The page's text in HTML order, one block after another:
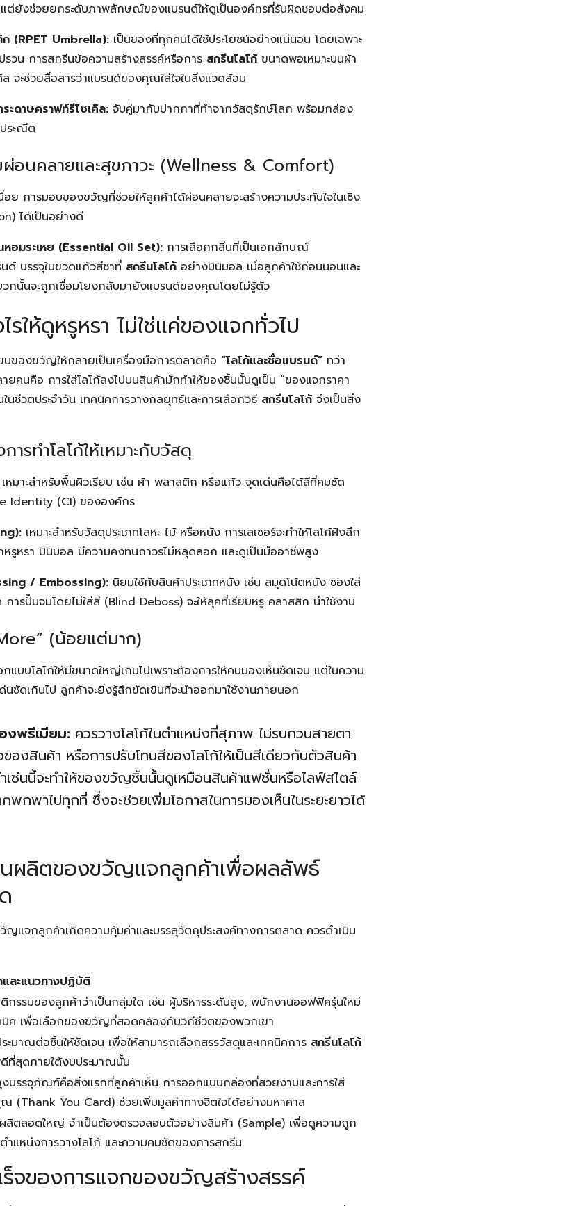
Search
for:
Search
ต่ยังช่วยยกระดับภาพลักษณ์ของแบรนด์ให้ดูเป็นองค์กรที่รับผิดชอบต่อสังคม
(RPET Umbrella): เป็นของที่ทุกคนได้ใช้ประโยชน์อย่างแน่นอน โดยเฉพาะ
รวน การสกรีนข้อความสร้างสรรค์หรือการ สกรีนโลโก้ ขนาดพอเหมาะบนผ้า
จะช่วยสื่อสารว่าแบรนด์ของคุณใส่ใจในสิ่งแวดล้อม
ะดาษคราฟท์รีไซเคิล: จับคู่มากับปากกาที่ทำจากวัสดุรักษ์โลก พร้อมกล่อง
ระณีต
อนคลายและสุขภาวะ (Wellness & Comfort)
ย การมอบของขวัญที่ช่วยให้ลูกค้าได้ผ่อนคลายจะสร้างความประทับใจในเชิง
ได้เป็นอย่างดี
อมระเหย (Essential Oil Set): การเลือกกลิ่นที่เป็นเอกลักษณ์
บรรจุในขวดแก้วสีชาที่ สกรีนโลโก้ อย่างมินิมอล เมื่อลูกค้าใช้ก่อนนอนและ
กนั้นจะถูกเชื่อมโยงกลับมายังแบรนด์ของคุณโดยไม่รู้ตัว
รให้ดูหรูหรา ไม่ใช่แค่ของแจกทั่วไป
ของขวัญให้กลายเป็นเครื่องมือการตลาดคือ “โลโก้และชื่อแบรนด์” ทว่า
คนคือ การใส่โลโก้ลงไปบนสินค้ามักทำให้ของชิ้นนั้นดูเป็น “ของแจกราคา
นชีวิตประจำวัน เทคนิคการวางกลยุทธ์และการเลือกวิธี สกรีนโลโก้ จึงเป็นสิ่ง
ารทำโลโก้ให้เหมาะกับวัสดุ
เหมาะสำหรับพื้นผิวเรียบ เช่น ผ้า พลาสติก หรือแก้ว จุดเด่นคือได้สีที่คมชัด
Identity (CI) ขององค์กร
เหมาะสำหรับวัสดุประเภทโลหะ ไม้ หรือหนัง การเลเซอร์จะทำให้โลโก้ฝังลึก
หรูหรา มินิมอล มีความคงทนถาวรไม่หลุดลอก และดูเป็นมืออาชีพสูง
/ Embossing): นิยมใช้กับสินค้าประเภทหนัง เช่น สมุดโน้ตหนัง ซองใส่
การปั๊มจมโดยไม่ใส่สี (Blind Deboss) จะให้ลุคที่เรียบหรู คลาสสิก น่าใช้งาน
(น้อยแต่มาก)
บโลโก้ให้มีขนาดใหญ่เกินไปเพราะต้องการให้คนมองเห็นชัดเจน แต่ในความ
นชัดเกินไป ลูกค้าจะยิ่งรู้สึกขัดเขินที่จะนำออกมาใช้งานภายนอก
งพรีเมียม: ควรวางโลโก้ในตำแหน่งที่สุภาพ ไม่รบกวนสายตา
องสินค้า หรือการปรับโทนสีของโลโก้ให้เป็นสีเดียวกับตัวสินค้า
ช่นนี้จะทำให้ของขวัญชิ้นนั้นดูเหมือนสินค้าแฟชั่นหรือไลฟ์สไตล์
พกพาไปทุกที่ ซึ่งจะช่วยเพิ่มโอกาสในการมองเห็นในระยะยาวได้
ผลิตของขวัญแจกลูกค้าเพื่อผลลัพธ์
ญแจกลูกค้าเกิดความคุ้มค่าและบรรลุวัตถุประสงค์ทางการตลาด ควรดำเนิน
และแนวทางปฏิบัติ
ติกรรมของลูกค้าว่าเป็นกลุ่มใด เช่น ผู้บริหารระดับสูง, พนักงานออฟฟิศรุ่นใหม่
นิค เพื่อเลือกของขวัญที่สอดคล้องกับวิถีชีวิตของพวกเขา
ะมาณต่อชิ้นให้ชัดเจน เพื่อให้สามารถเลือกสรรวัสดุและเทคนิคการ สกรีนโลโก้
สุดภายใต้งบประมาณนั้น
บรรจุภัณฑ์คือสิ่งแรกที่ลูกค้าเห็น การออกแบบกล่องที่สวยงามและการใส่
(Thank You Card) ช่วยเพิ่มมูลค่าทางจิตใจได้อย่างมหาศาล
ลิตลอตใหญ่ จำเป็นต้องตรวจสอบตัวอย่างสินค้า (Sample) เพื่อดูความถูก
แหน่งการวางโลโก้ และความคมชัดของการสกรีน
ร็จของการแจกของขวัญสร้างสรรค์